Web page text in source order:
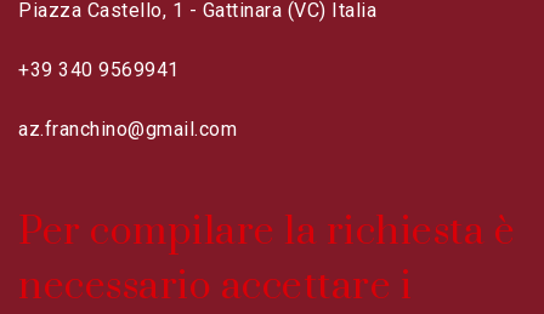
Piazza Castello, 1 - Gattinara (VC) Italia
+39 340 9569941
az.franchino@gmail.com
Per compilare la richiesta è
necessario accettare i